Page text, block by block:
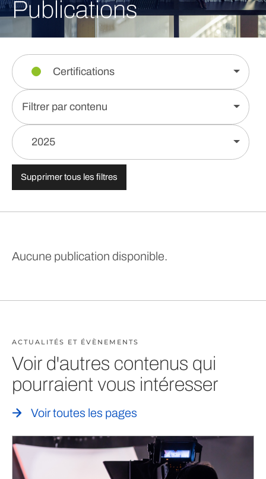
Publications
Certifications
Filtrer par contenu
2025
Supprimer tous les filtres
Aucune publication disponible.
ACTUALITÉS ET ÉVÈNEMENTS
Voir d'autres contenus qui
pourraient vous intéresser
Voir toutes les pages